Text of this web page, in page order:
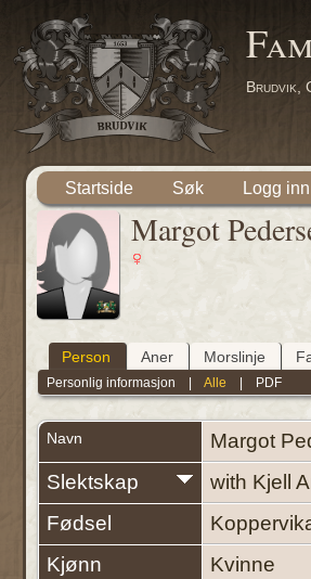
Brudvik,
Startside Søk Logg inn
Margot
Person Aner Morslinje
Personlig informasjon |Alle | PDF
Navn Margot
Slektskap
with Kjell
Fødsel
Kjønn
Kvinne